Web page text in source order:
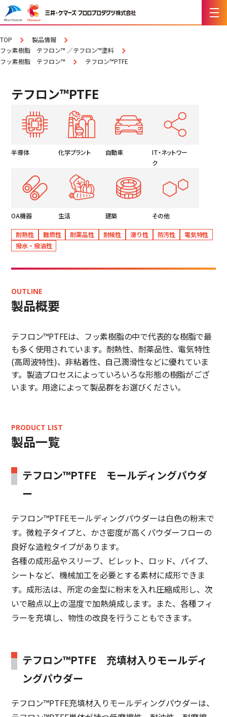
TOP
製品情報
フッ素樹脂 テフロン™ ／テフロン™塗料
フッ素樹脂 テフロン™
テフロン™PTFE
テフロン™PTFE
半導体 化学プラント 自動車
IT・ネットワー
ク
OA機器 生活 建築 その他
耐熱性 難燃性 耐薬品性 耐候性 滑り性 防汚性
電気特性
撥水・撥油性
OUTLINE
製品概要
テフロン™PTFEは、フッ素樹脂の中で代表的な樹脂で最
も多く使用されています。耐熱性、耐薬品性、電気特性
(高周波特性)、非粘着性、自己潤滑性などに優れていま
す。製造プロセスによっていろいろな形態の樹脂がござ
います。用途によって製品群をお選びください。
PRODUCT LIST
製品一覧
テフロン™PTFE モールディングパウダ
ー
テフロン™PTFEモールディングパウダーは白色の粉末で
す。微粒子タイプと、かさ密度が高くパウダーフローの
良好な造粒タイプがあります。
各種の成形品やスリーブ、ビレット、ロッド、パイプ、
シートなど、機械加工を必要とする素材に成形できま
す。成形法は、所定の金型に粉末を入れ圧縮成形し、次
いで融点以上の温度で加熱焼成します。また、各種フィ
ラーを充填し、物性の改良を行うこともできます。
テフロン™PTFE 充填材入りモールディ
ングパウダー
テフロン™PTFE充填材入りモールディングパウダーは、